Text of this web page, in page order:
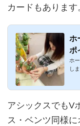
カードもあります
ホ
ポ
カ
ホ
し
アシックスでもV
ス・ベンツ同様